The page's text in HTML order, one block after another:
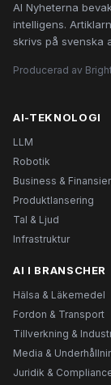
AI Nyheterna
intelligens.
skrivs på svenska
Producerad av
AI-TEKNOLOGI
LLM
Robotik
Business &
Produktlansering
Tal & Ljud
Infrastruktur
AI I BRANSCHER
Hälsa & Läkemedel
Fordon & Transport
Tillverkning &
Media &
Juridik &